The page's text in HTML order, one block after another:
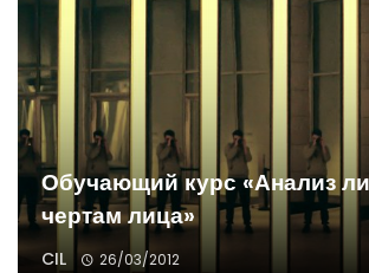
Обучающий курс «Анализ
чертам лица»
CIL 26/03/2012